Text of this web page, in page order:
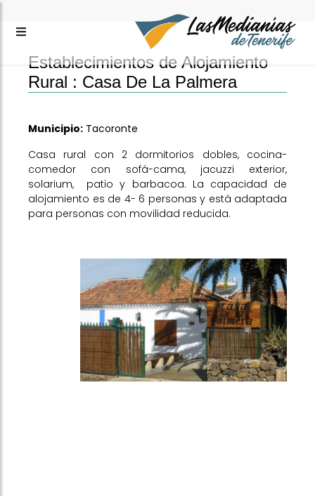
Establecimientos de Alojamiento
Rural : Casa De La Palmera
Municipio: Tacoronte
Casa rural con 2 dormitorios dobles, cocina-
comedor con sofá-cama, jacuzzi exterior,
solarium, patio y barbacoa. La capacidad de
alojamiento es de 4- 6 personas y está adaptada
para personas con movilidad reducida.